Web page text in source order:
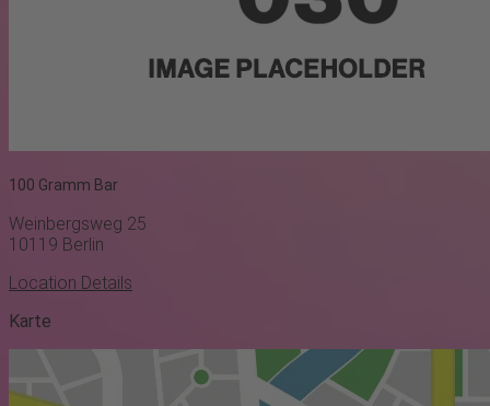
100 Gramm Bar
Weinbergsweg 25
10119 Berlin
Location Details
Karte